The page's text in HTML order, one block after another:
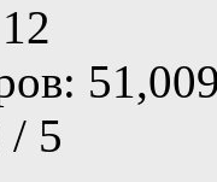
/ 5